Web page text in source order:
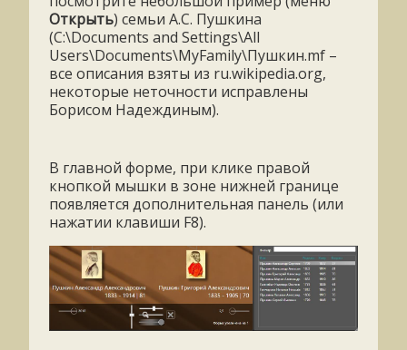
Открыть) семьи А.С. Пушкина
(C:\Documents and Settings\All
Users\Documents\MyFamily\Пушкин.mf –
все описания взяты из ru.wikipedia.org,
некоторые неточности исправлены
Борисом Надеждиным).
В главной форме, при клике правой
кнопкой мышки в зоне нижней границе
появляется дополнительная панель (или
нажатии клавиши F8).